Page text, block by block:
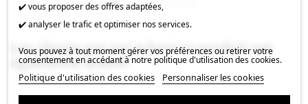
Les clients qui ont acheté ce produit ont
également acheté :
✔️ vous proposer des offres adaptées,
✔️ analyser le trafic et optimiser nos services.
Vous pouvez à tout moment gérer vos préférences ou retirer votre
consentement en accédant à notre politique d'utilisation des cookies.
Politique d'utilisation des cookies
Personnaliser les cookies